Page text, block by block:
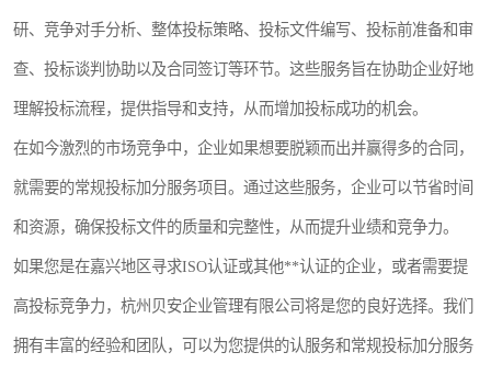
研、竞争对手分析、整体投标策略、投标文件编写、投标前准备和审
查、投标谈判协助以及合同签订等环节。这些服务旨在协助企业好地
理解投标流程，提供指导和支持，从而增加投标成功的机会。
在如今激烈的市场竞争中，企业如果想要脱颖而出并赢得多的合同，
就需要的常规投标加分服务项目。通过这些服务，企业可以节省时间
和资源，确保投标文件的质量和完整性，从而提升业绩和竞争力。
如果您是在嘉兴地区寻求ISO认证或其他**认证的企业，或者需要提
高投标竞争力，杭州贝安企业管理有限公司将是您的良好选择。我们
拥有丰富的经验和团队，可以为您提供的认服务和常规投标加分服务